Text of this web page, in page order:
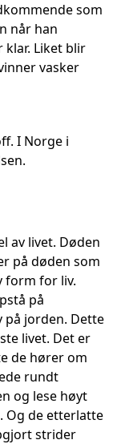
som
når han
Liket blir
vasker
I Norge i
av livet. Døden
på døden som
form for liv.
på
jorden. Dette
livet. Det er
de hører om
rundt
og lese høyt
Og de etterlatte
strider